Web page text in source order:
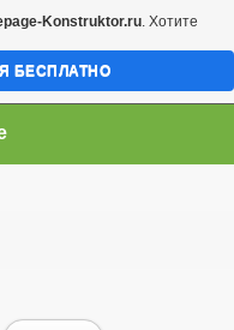
Konstruktor.ru. Хотите
БЕСПЛАТНО